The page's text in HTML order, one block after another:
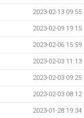
2023-02-13 09:55
2023-02-09 19:15
2023-02-06 15:59
2023-02-03 11:13
2023-02-03 09:25
2023-02-03 08:12
2023-01-28 19:34